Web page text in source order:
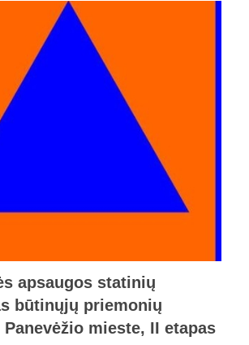
apsaugos statinių
būtinųjų priemonių
mieste, II etapas